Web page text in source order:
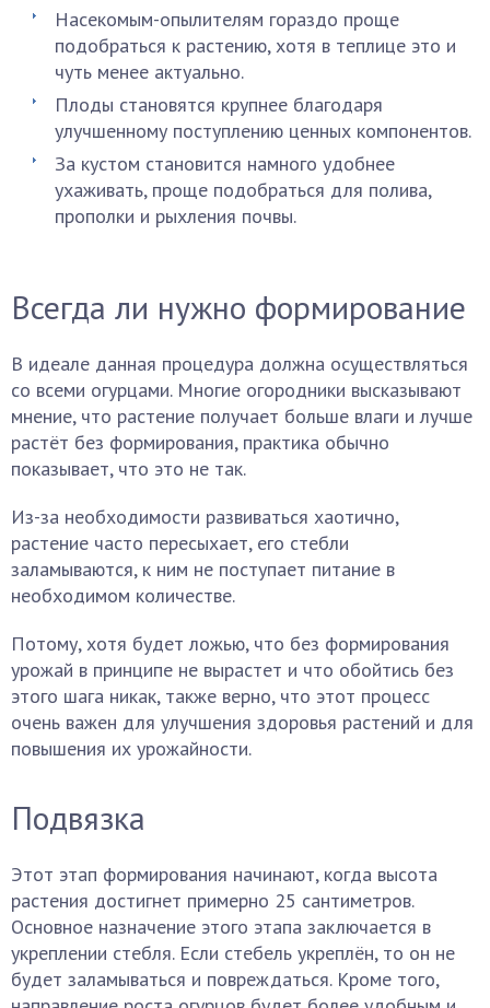
Насекомым-опылителям гораздо проще
подобраться к растению, хотя в теплице это и
чуть менее актуально.
Плоды становятся крупнее благодаря
улучшенному поступлению ценных компонентов.
За кустом становится намного удобнее
ухаживать, проще подобраться для полива,
прополки и рыхления почвы.
Всегда ли нужно формирование
В идеале данная процедура должна осуществляться
со всеми огурцами. Многие огородники высказывают
мнение, что растение получает больше влаги и лучше
растёт без формирования, практика обычно
показывает, что это не так.
Из-за необходимости развиваться хаотично,
растение часто пересыхает, его стебли
заламываются, к ним не поступает питание в
необходимом количестве.
Потому, хотя будет ложью, что без формирования
урожай в принципе не вырастет и что обойтись без
этого шага никак, также верно, что этот процесс
очень важен для улучшения здоровья растений и для
повышения их урожайности.
Подвязка
Этот этап формирования начинают, когда высота
растения достигнет примерно 25 сантиметров.
Основное назначение этого этапа заключается в
укреплении стебля. Если стебель укреплён, то он не
будет заламываться и повреждаться. Кроме того,